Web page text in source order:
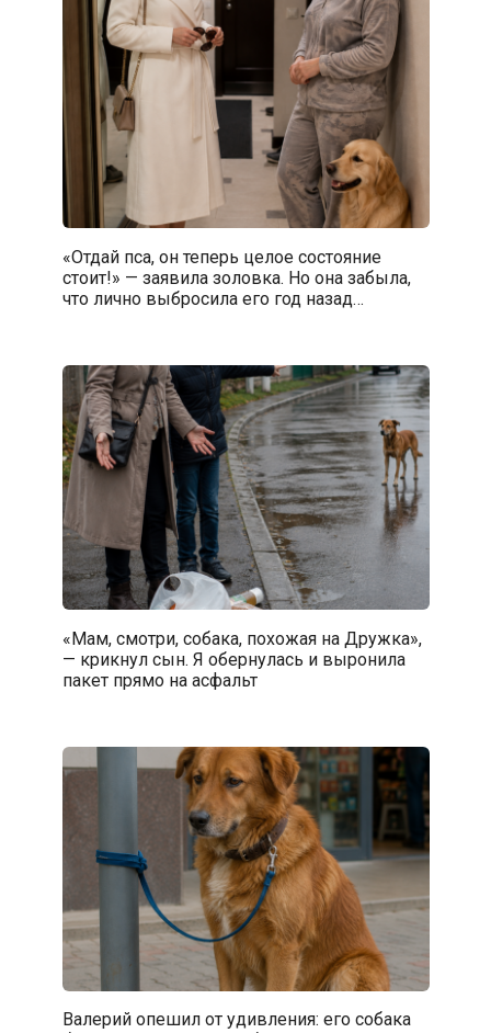
«Отдай пса, он теперь целое состояние
стоит!» — заявила золовка. Но она забыла,
что лично выбросила его год назад…
«Мам, смотри, собака, похожая на Дружка»,
— крикнул сын. Я обернулась и выронила
пакет прямо на асфальт
Валерий опешил от удивления: его собака